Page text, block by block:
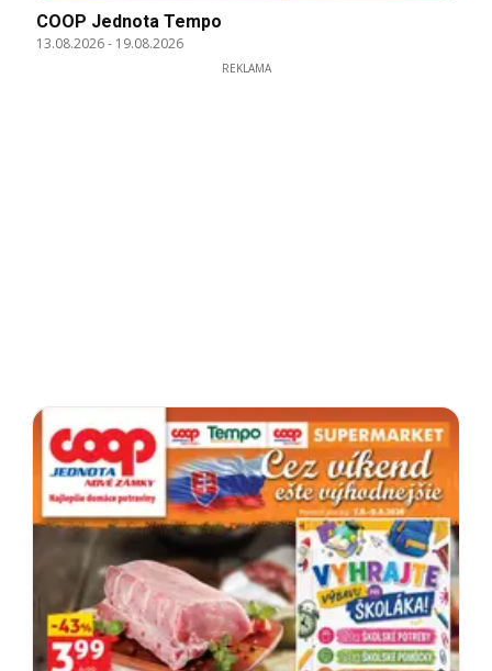
COOP Jednota Tempo
13.08.2026- 19.08.2026
REKLAMA